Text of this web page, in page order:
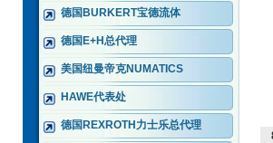
德国BURKERT宝德流体
德国E+H总代理
美国纽曼帝克NUMATICS
HAWE代表处
德国REXROTH力士乐总代理